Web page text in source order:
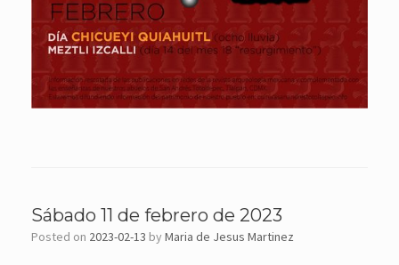
Sábado 11 de febrero de 2023
Posted on 2023-02-13 by Maria de Jesus Martinez